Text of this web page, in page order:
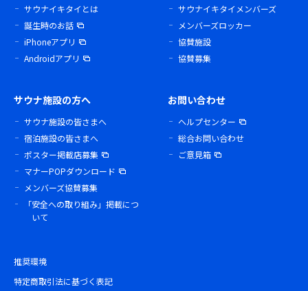
サウナイキタイとは
誕生時のお話
iPhoneアプリ
Androidアプリ
サウナイキタイメンバーズ
メンバーズロッカー
協賛施設
協賛募集
サウナ施設の方へ
サウナ施設の皆さまへ
宿泊施設の皆さまへ
ポスター掲載店募集
マナーPOPダウンロード
メンバーズ協賛募集
「安全への取り組み」掲載につ
いて
お問い合わせ
ヘルプセンター
総合お問い合わせ
ご意見箱
推奨環境
特定商取引法に基づく表記